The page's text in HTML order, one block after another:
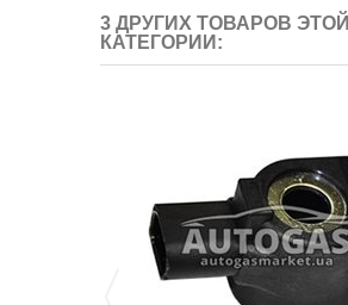
3 ДРУГИХ ТОВАРОВ ЭТОЙ
КАТЕГОРИИ: